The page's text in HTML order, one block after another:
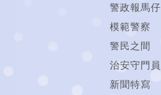
警政報馬仔
模範警察
警民之間
治安守門員
新聞特寫